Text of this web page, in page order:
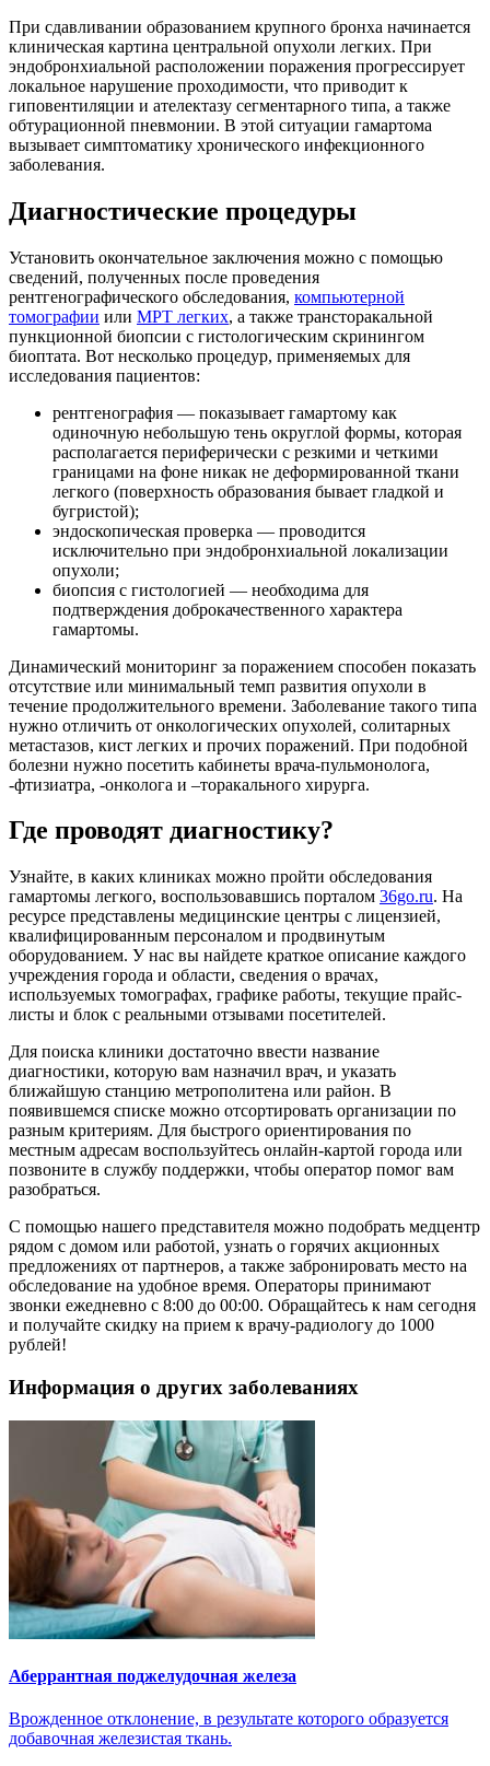
При сдавливании образованием крупного бронха начинается
клиническая картина центральной опухоли легких. При
эндобронхиальной расположении поражения прогрессирует
локальное нарушение проходимости, что приводит к
гиповентиляции и ателектазу сегментарного типа, а также
обтурационной пневмонии. В этой ситуации гамартома
вызывает симптоматику хронического инфекционного
заболевания.
Диагностические процедуры
Установить окончательное заключения можно с помощью
сведений, полученных после проведения
рентгенографического обследования, компьютерной
томографии или МРТ легких, а также трансторакальной
пункционной биопсии с гистологическим скринингом
биоптата. Вот несколько процедур, применяемых для
исследования пациентов:
рентгенография — показывает гамартому как
одиночную небольшую тень округлой формы, которая
располагается периферически с резкими и четкими
границами на фоне никак не деформированной ткани
легкого (поверхность образования бывает гладкой и
бугристой);
эндоскопическая проверка — проводится
исключительно при эндобронхиальной локализации
опухоли;
биопсия с гистологией — необходима для
подтверждения доброкачественного характера
гамартомы.
Динамический мониторинг за поражением способен показать
отсутствие или минимальный темп развития опухоли в
течение продолжительного времени. Заболевание такого типа
нужно отличить от онкологических опухолей, солитарных
метастазов, кист легких и прочих поражений. При подобной
болезни нужно посетить кабинеты врача-пульмонолога,
-фтизиатра, -онколога и –торакального хирурга.
Где проводят диагностику?
Узнайте, в каких клиниках можно пройти обследования
гамартомы легкого, воспользовавшись порталом 36go.ru. На
ресурсе представлены медицинские центры с лицензией,
квалифицированным персоналом и продвинутым
оборудованием. У нас вы найдете краткое описание каждого
учреждения города и области, сведения о врачах,
используемых томографах, графике работы, текущие прайс-
листы и блок с реальными отзывами посетителей.
Для поиска клиники достаточно ввести название
диагностики, которую вам назначил врач, и указать
ближайшую станцию метрополитена или район. В
появившемся списке можно отсортировать организации по
разным критериям. Для быстрого ориентирования по
местным адресам воспользуйтесь онлайн-картой города или
позвоните в службу поддержки, чтобы оператор помог вам
разобраться.
С помощью нашего представителя можно подобрать медцентр
рядом с домом или работой, узнать о горячих акционных
предложениях от партнеров, а также забронировать место на
обследование на удобное время. Операторы принимают
звонки ежедневно с 8:00 до 00:00. Обращайтесь к нам сегодня
и получайте скидку на прием к врачу-радиологу до 1000
рублей!
Информация о других заболеваниях
Аберрантная поджелудочная железа
Врожденное отклонение, в результате которого образуется
добавочная железистая ткань.